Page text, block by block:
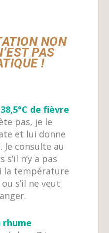
NON
PAS
!
de fièvre
pas, je le
et lui donne
consulte au
n’y a pas
la température
s’il ne veut
rhume